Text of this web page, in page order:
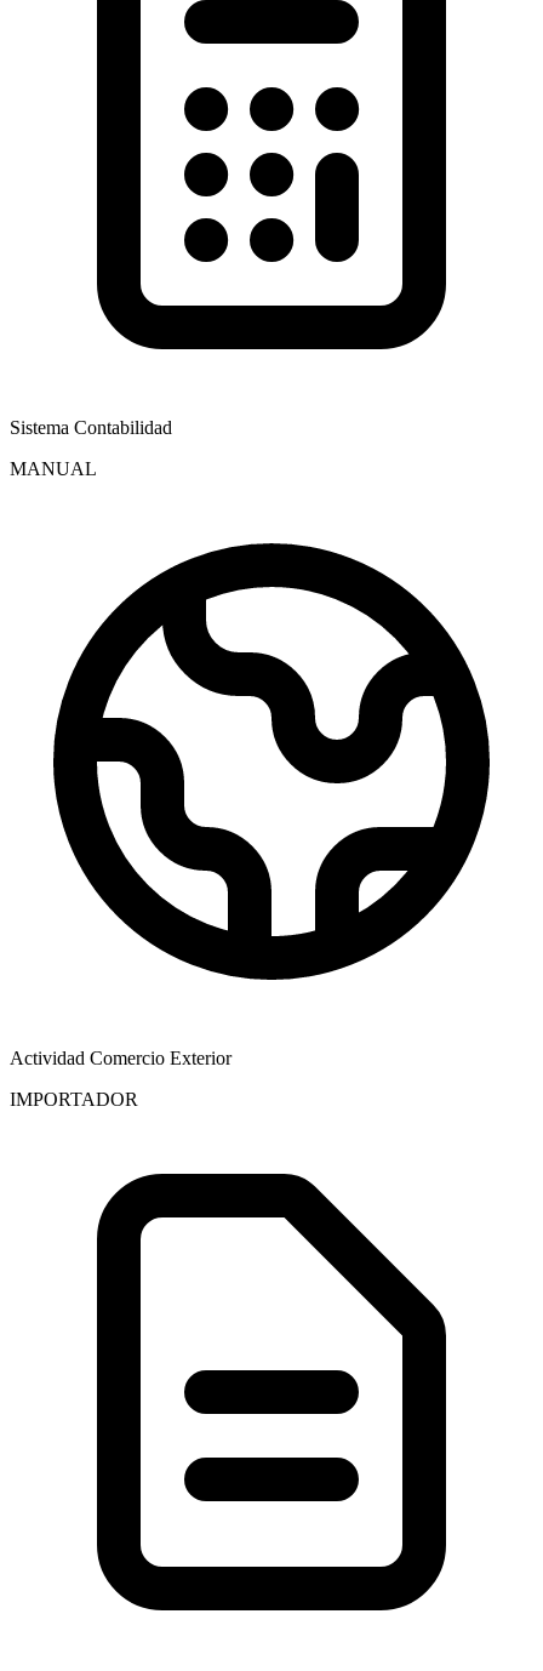
Sistema Contabilidad
MANUAL
Actividad Comercio Exterior
IMPORTADOR